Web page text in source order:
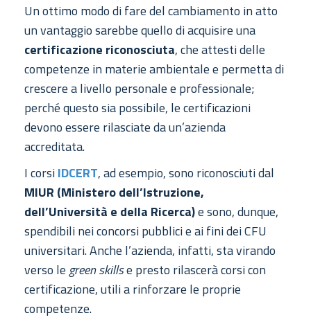
Un ottimo modo di fare del cambiamento in atto
un vantaggio sarebbe quello di acquisire una
certificazione riconosciuta, che attesti delle
competenze in materie ambientale e permetta di
crescere a livello personale e professionale;
perché questo sia possibile, le certificazioni
devono essere rilasciate da un’azienda
accreditata.
I corsiIDCERT, ad esempio, sono riconosciuti dal
MIUR (Ministero dell’Istruzione,
dell’Università e della Ricerca)e sono, dunque,
spendibili nei concorsi pubblici e ai fini dei CFU
universitari. Anche l’azienda, infatti, sta virando
verso legreen skillse presto rilascerà corsi con
certificazione, utili a rinforzare le proprie
competenze.